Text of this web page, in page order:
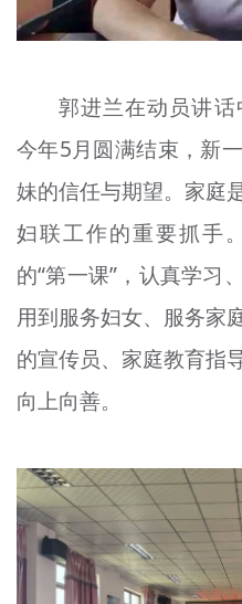
郭进兰在动员讲
今年5月圆满结束，新
妹的信任与期望。家庭
妇联工作的重要抓手
的“第一课”，认真学习
用到服务妇女、服务家
的宣传员、家庭教育指
向上向善。